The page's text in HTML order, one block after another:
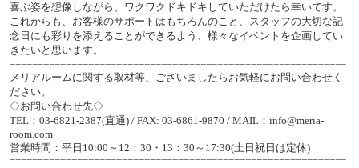
喜ぶ姿を想像しながら、ワクワクドキドキしていただけたら幸いです。
これからも、お客様のサポートはもちろんのこと、スタッフの大切な記
念日にも彩りを添えることができるよう、様々なイベントを企画してい
きたいと思います。
============================================================
メリアルームに関する取材等、ございましたらお気軽にお問い合わせく
ださい。
◇お問い合わせ先◇
TEL：03-6821-2387(直通) / FAX: 03-6861-9870 / MAIL：info@meria-
room.com
営業時間：平日10:00～12：30・13：30～17:30(土日祝日は定休)
============================================================